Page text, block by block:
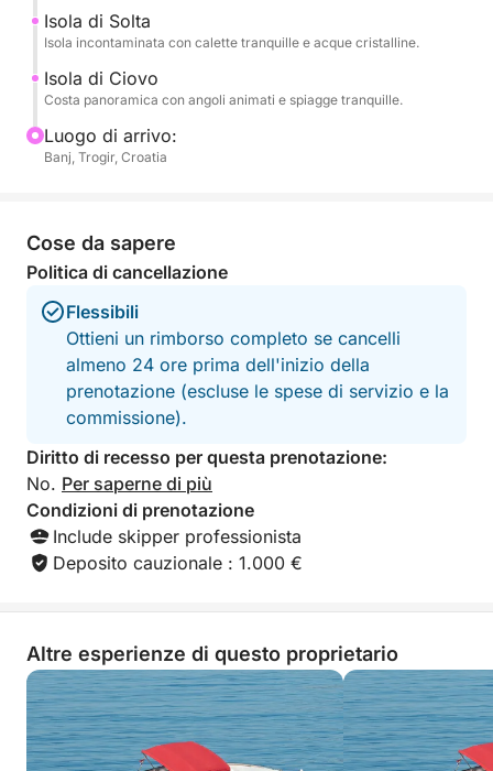
Nel pomeriggio, il tour prosegue verso l'isola di Bua,
dove potrete esplorare le sue splendide spiagge,
rilassarvi in baie tranquille o fermarvi in un ristorante
sul lungomare per un delizioso pranzo locale. Lo
skipper personalizzerà l'itinerario in base alle vostre
preferenze, garantendo un perfetto equilibrio tra
Con tante possibilità di nuotare, prendere il sole e
ammirare viste panoramiche lungo il percorso,
questo tour è l'ideale per i viaggiatori che
desiderano scoprire il fascino di più isole in un'unica
rilassante e comoda escursione di un giorno intero.
Isola di Solta
Isola incontaminata con calette tranquille e acque cristalline.
Isola di Ciovo
Costa panoramica con angoli animati e spiagge tranquille.
Luogo di arrivo:
Banj, Trogir, Croatia
Cose da sapere
Politica di cancellazione
Flessibili
Ottieni un rimborso completo se cancelli
almeno 24 ore prima dell'inizio della
prenotazione (escluse le spese di servizio e la
commissione).
Diritto di recesso per questa prenotazione:
No. Per saperne di più
Condizioni di prenotazione
Include skipper professionista
Deposito cauzionale : 1.000 €
Altre esperienze di questo proprietario